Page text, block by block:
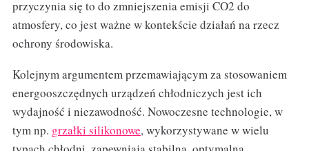
przyczynia się to do zmniejszenia emisji CO2 do
atmosfery, co jest ważne w kontekście działań na rzecz
ochrony środowiska.
Kolejnym argumentem przemawiającym za stosowaniem
energooszczędnych urządzeń chłodniczych jest ich
wydajność i niezawodność. Nowoczesne technologie, w
tym np. grzałki silikonowe, wykorzystywane w wielu